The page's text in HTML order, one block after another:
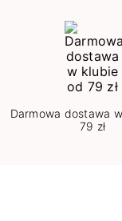
Darmowa dostawa
79 zł